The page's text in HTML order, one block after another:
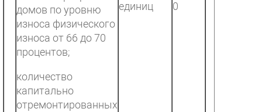
домов по уровню
износа физического
износа от 66 до 70
процентов;
количество
капитально
отремонтированных
единиц
0